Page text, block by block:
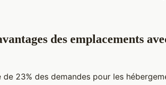
des emplacements
de 23% des demandes pour les